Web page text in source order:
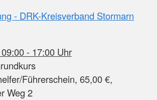
- DRK-Kreisverband Stormarn
- 17:00 Uhr
Führerschein, 65,00 €,
Weg 2